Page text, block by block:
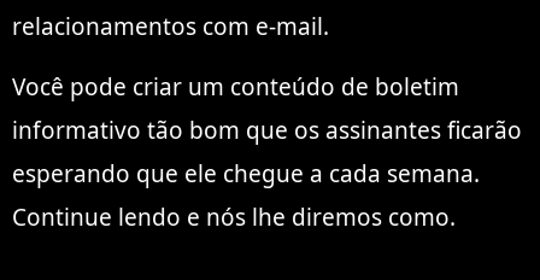
relacionamentos com e-mail.
Você pode criar um conteúdo de boletim
informativo tão bom que os assinantes ficarão
esperando que ele chegue a cada semana.
Continue lendo e nós lhe diremos como.